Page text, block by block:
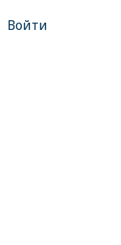
Войти